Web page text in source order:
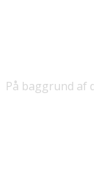
På baggrund af